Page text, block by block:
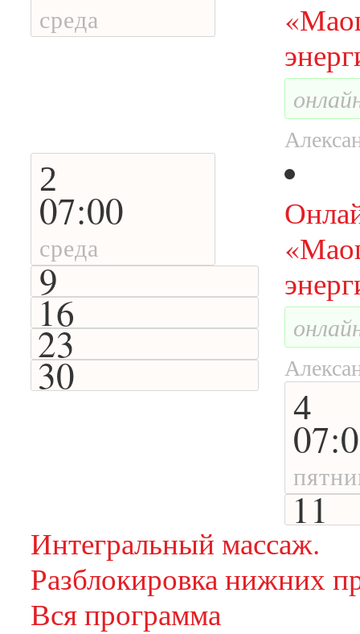
среда
2
07:00
среда
9
16
23
30
4
11
Интегральный массаж.
Разблокировка нижних
Вся программа